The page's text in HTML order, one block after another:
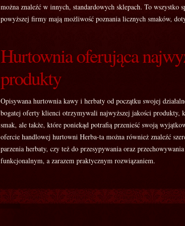
można znaleźć w innych, standardowych sklepach. To wszystko
powyższej firmy mają możliwość poznania licznych smaków,
Hurtownia oferująca
produkty
Opisywana hurtownia kawy i herbaty od początku swojej
bogatej oferty klienci otrzymywali najwyższej jakości produkty,
smak, ale także, które poniekąd potrafią przenieść swoją
ofercie handlowej hurtowni Herba-ta można również znaleźć
parzenia herbaty, czy też do przesypywania oraz
funkcjonalnym, a zarazem praktycznym rozwiązaniem.